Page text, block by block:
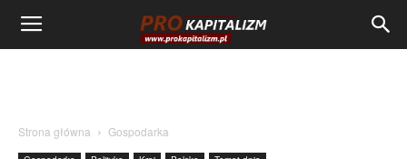
Strona główna Gospodarka